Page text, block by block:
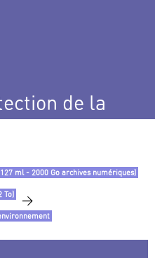
de la
ml - 2000 Go archives numériques)
To) >